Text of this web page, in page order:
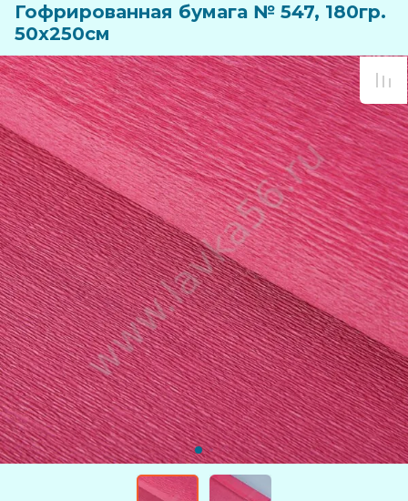
Гофрированная бумага № 547, 180гр.
50х250см